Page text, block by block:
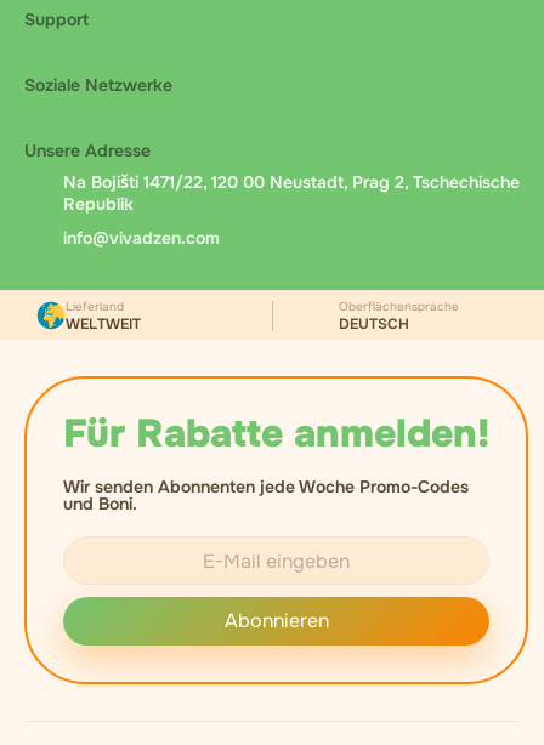
Support
Soziale Netzwerke
Unsere Adresse
Na Bojišti 1471/22, 120 00 Neustadt, Prag 2, Tschechische
Republik
info@vivadzen.com
Für Rabatte anmelden!
Wir senden Abonnenten jede Woche Promo-Codes
und Boni.
Abonnieren
Lieferland
WELTWEIT
Oberflächensprache
DEUTSCH